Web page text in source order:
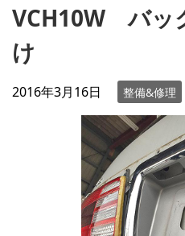
VCH10W バッ
け
2016年3月16日 整備&修理